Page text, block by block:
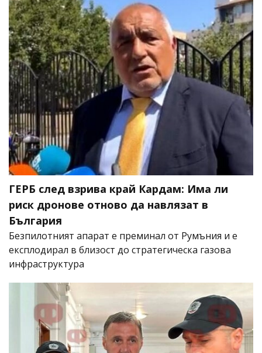
ГЕРБ след взрива край Кардам: Има ли
риск дронове отново да навлязат в
България
Безпилотният апарат е преминал от Румъния и е
експлодирал в близост до стратегическа газова
инфраструктура